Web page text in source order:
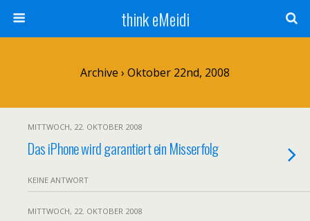
think eMeidi
Archive › Oktober 22nd, 2008
MITTWOCH, 22. OKTOBER 2008
Das iPhone wird garantiert ein Misserfolg
KEINE ANTWORT
MITTWOCH, 22. OKTOBER 2008